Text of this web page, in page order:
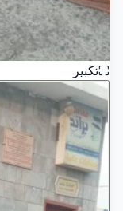
⛶تكبير